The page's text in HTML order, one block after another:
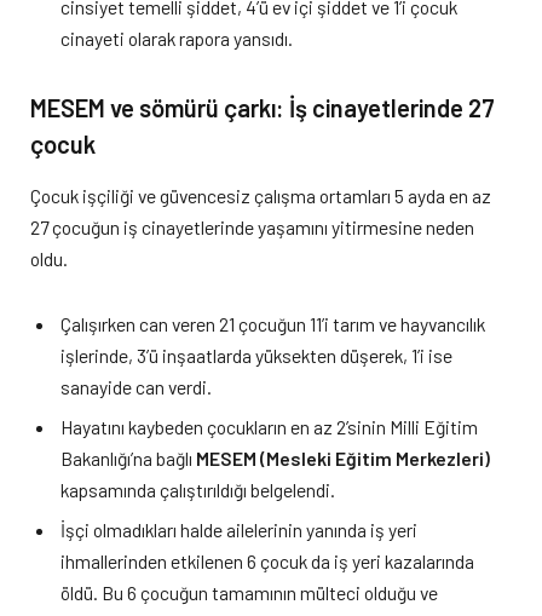
cinsiyet temelli şiddet, 4’ü ev içi şiddet ve 1’i çocuk
cinayeti olarak rapora yansıdı.
MESEM ve sömürü çarkı: İş cinayetlerinde 27
çocuk
Çocuk işçiliği ve güvencesiz çalışma ortamları 5 ayda en az
27 çocuğun iş cinayetlerinde yaşamını yitirmesine neden
oldu.
Çalışırken can veren 21 çocuğun 11’i tarım ve hayvancılık
işlerinde, 3’ü inşaatlarda yüksekten düşerek, 1’i ise
sanayide can verdi.
Hayatını kaybeden çocukların en az 2’sinin Milli Eğitim
Bakanlığı’na bağlı MESEM (Mesleki Eğitim Merkezleri)
kapsamında çalıştırıldığı belgelendi.
İşçi olmadıkları halde ailelerinin yanında iş yeri
ihmallerinden etkilenen 6 çocuk da iş yeri kazalarında
öldü. Bu 6 çocuğun tamamının mülteci olduğu ve